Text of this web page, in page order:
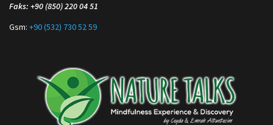
Faks: +90 (850) 220 04 51
Gsm: +90 (532) 730 52 59